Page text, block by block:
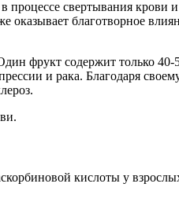
свертывания крови и
оказывает благотворное
фрукт содержит только 40-
и рака. Благодаря
кислоты у